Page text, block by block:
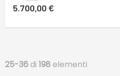
5.700,00 €
25-36di 198elementi